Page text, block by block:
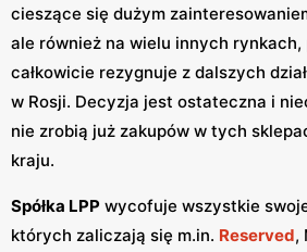
cieszące się dużym
ale również na wielu innych rynkach,
całkowicie rezygnuje z dalszych
w Rosji. Decyzja jest ostateczna i
nie zrobią już zakupów w tych
kraju.
Spółka LPP wycofuje wszystkie
których zaliczają się m.in. Reserved,